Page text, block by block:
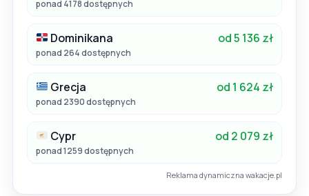
ponad 4178 dostępnych
Dominikana od 5 136 zł
ponad 264 dostępnych
Grecja od 1 624 zł
ponad 2390 dostępnych
Cypr od 2 079 zł
ponad 1259 dostępnych
Reklama dynamiczna wakacje.pl